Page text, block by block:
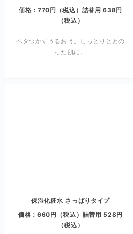
価格：770円（税込）詰替用 638円
（税込）
ベタつかずうるおう。しっとりととの
った肌に。
保湿化粧水 さっぱりタイプ
価格：660円（税込）詰替用 528円
（税込）